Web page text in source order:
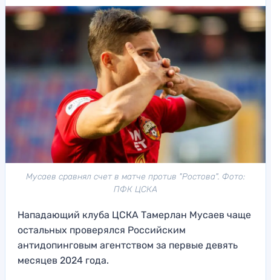
Мусаев сравнял счет в матче против "Ростова". Фото:
ПФК ЦСКА
Нападающий клуба ЦСКА Тамерлан Мусаев чаще
остальных проверялся Российским
антидопинговым агентством за первые девять
месяцев 2024 года.